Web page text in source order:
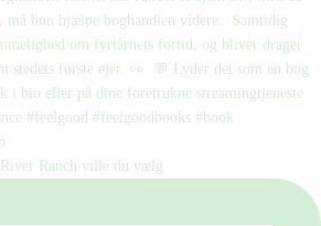
Ranch ville du vælg